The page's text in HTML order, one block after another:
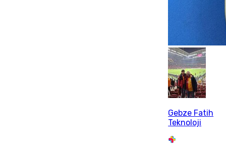
Gebze Fatih
Teknoloji